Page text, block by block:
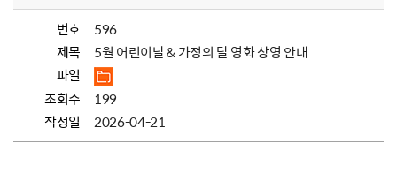
번호
596
제목
5월 어린이날 & 가정의 달 영화 상영 안내
파일
조회수
199
작성일
2026-04-21